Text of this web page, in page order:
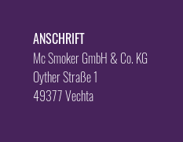
ANSCHRIFT
Mc Smoker GmbH & Co. KG
Oyther Straße 1
49377 Vechta